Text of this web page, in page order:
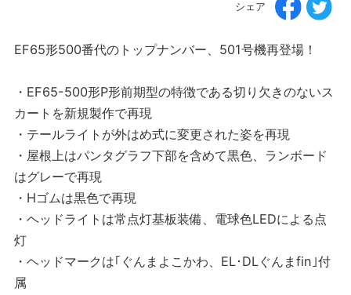
シェア
EF65形500番代のトップナンバー、501号機再登場！
・EF65-500形P形前期型の特徴である切り欠きのないス
カートを新規製作で再現
・テールライトが外はめ式に変更された姿を再現
・屋根上はパンタグラフ下部を含めて黒色、ランボード
はグレーで再現
・Hゴムは黒色で再現
・ヘッドライトは常点灯基板装備、電球色LEDによる点
灯
・ヘッドマークは｢ぐんまよこかわ、EL･DLぐんまfin｣付
属